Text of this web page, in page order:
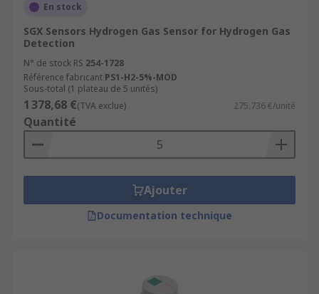
En stock
SGX Sensors Hydrogen Gas Sensor for Hydrogen Gas
Detection
N° de stock RS 254-1728
Référence fabricant PS1-H2-5%-MOD
Sous-total (1 plateau de 5 unités)
1 378,68 €(TVA exclue) 275,736 €/unité
Quantité
Ajouter
Documentation technique